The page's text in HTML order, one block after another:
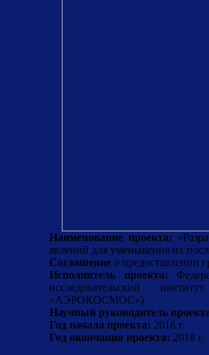
Наименование проекта:
явлений для уменьшения их
Соглашение о предоставлении
Исполнитель проекта:
исследовательский
«АЭРОКОСМОС»)
Научный руководитель
Год начала проекта: 2016 г.
Год окончания проекта: 2018 г.